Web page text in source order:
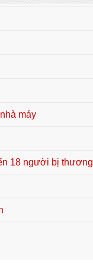
máy
18 người bị thương